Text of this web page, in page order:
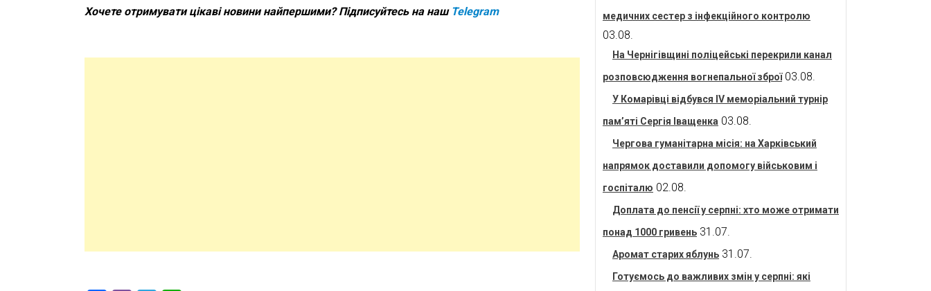
Хочете отримувати цікаві новини найпершими? Підписуйтесь на наш Telegram
медичних сестер з інфекційного контролю
03.08.
На Чернігівщині поліцейські перекрили канал
розповсюдження вогнепальної зброї 03.08.
У Комарівці відбувся IV меморіальний турнір
пам’яті Сергія Іващенка 03.08.
Чергова гуманітарна місія: на Харківський
напрямок доставили допомогу військовим і
госпіталю 02.08.
Доплата до пенсії у серпні: хто може отримати
понад 1000 гривень 31.07.
Аромат старих яблунь 31.07.
Готуємось до важливих змін у серпні: які